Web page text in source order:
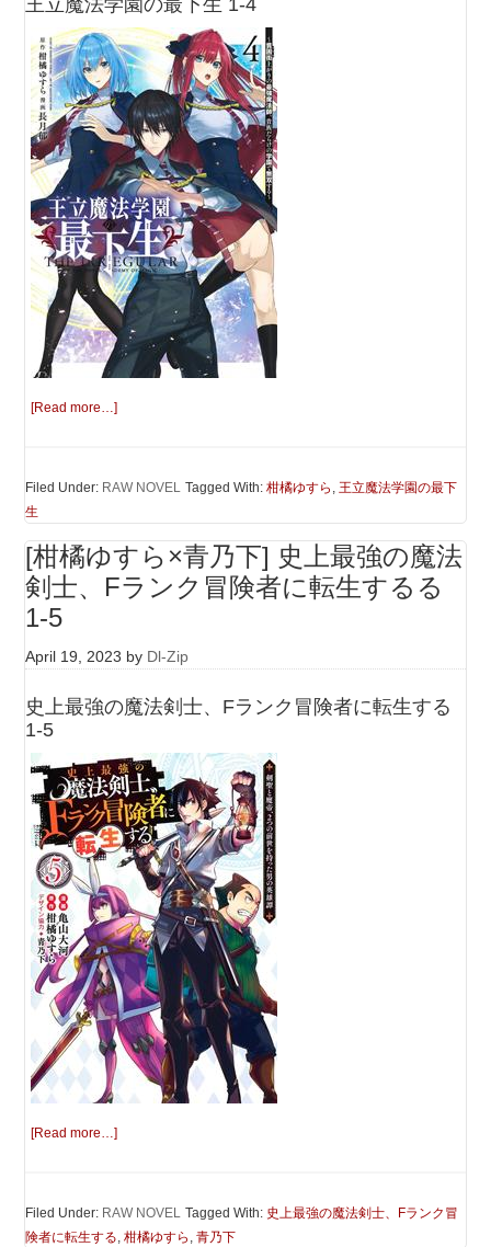
王立魔法学園の最下生 1-4
[Read more…]
Filed Under: RAW NOVEL Tagged With:柑橘ゆすら ,王立魔法学園の最下
生
[柑橘ゆすら×青乃下] 史上最強の魔法
剣士、Fランク冒険者に転生するる
1-5
April 19, 2023 by Dl-Zip
史上最強の魔法剣士、Fランク冒険者に転生する
1-5
[Read more…]
Filed Under: RAW NOVEL Tagged With: 史上最強の魔法剣士、Fランク冒
険者に転生する,柑橘ゆすら ,青乃下